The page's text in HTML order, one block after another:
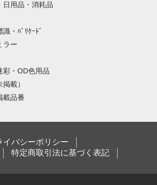
日用品・消耗品
・ﾊﾞﾘｹｰﾄﾞ
ラー
彩・OD色用品
載）
載品番
イバシーポリシー
特定商取引法に基づく表記